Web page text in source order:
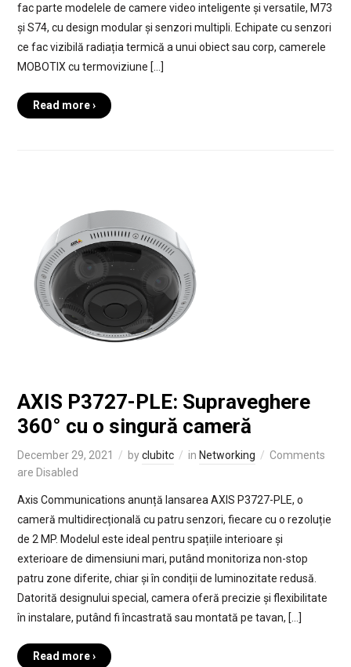
fac parte modelele de camere video inteligente și versatile, M73
și S74, cu design modular și senzori multipli. Echipate cu senzori
ce fac vizibilă radiația termică a unui obiect sau corp, camerele
MOBOTIX cu termoviziune […]
Read more ›
AXIS P3727-PLE: Supraveghere
360° cu o singură cameră
December 29, 2021 byclubitc in Networking
Comments
are Disabled
Axis Communications anunță lansarea AXIS P3727-PLE, o
cameră multidirecțională cu patru senzori, fiecare cu o rezoluție
de 2 MP. Modelul este ideal pentru spațiile interioare și
exterioare de dimensiuni mari, putând monitoriza non-stop
patru zone diferite, chiar și în condiții de luminozitate redusă.
Datorită designului special, camera oferă precizie și flexibilitate
în instalare, putând fi încastrată sau montată pe tavan, […]
Read more ›